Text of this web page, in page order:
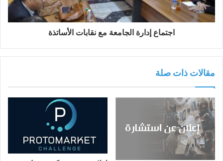
اجتماع إدارة الجامعة مع نقابات الأساتذة‎‎
مقالات ذات صلة